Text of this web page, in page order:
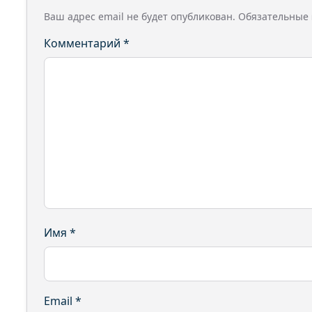
Ваш адрес email не будет опубликован.
Комментарий *
Имя *
Email *